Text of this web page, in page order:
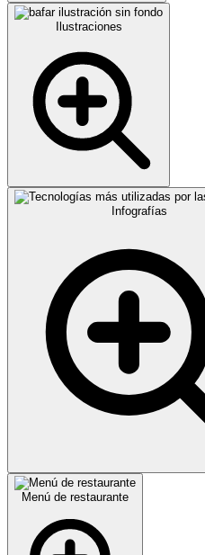
Ilustraciones
Infografías
Menú de restaurante